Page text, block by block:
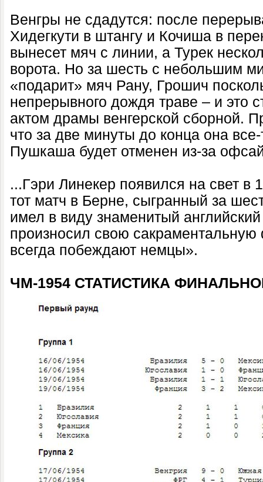
Венгры не сдадутся: после
Хидегкути в штангу и Кочиша в
вынесет мяч с линии, а Турек
ворота. Но за шесть с небольшим
«подарит» мяч Рану, Грошич
непрерывного дождя траве – и это
актом драмы венгерской сборной.
что за две минуты до конца она все-
Пушкаша будет отменен из-за
...Гэри Линекер появился на свет в
тот матч в Берне, сыгранный за
имел в виду знаменитый
произносил свою сакраментальную
всегда побеждают немцы».
ЧМ-1954 СТАТИСТИКА